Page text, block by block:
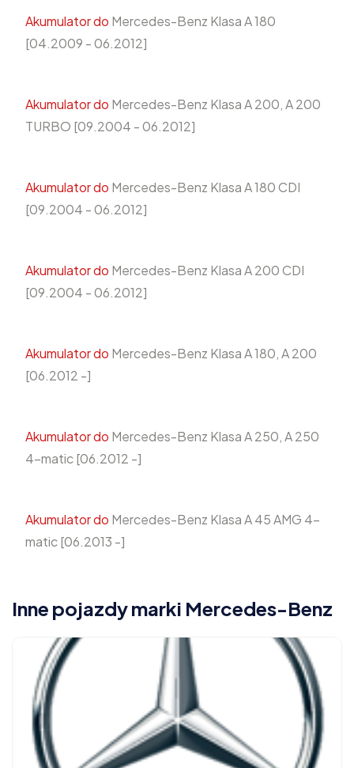
Akumulator do Mercedes-Benz Klasa A 180
[04.2009 - 06.2012]
Akumulator do Mercedes-Benz Klasa A 200, A 200
TURBO [09.2004 - 06.2012]
Akumulator do Mercedes-Benz Klasa A 180 CDI
[09.2004 - 06.2012]
Akumulator do Mercedes-Benz Klasa A 200 CDI
[09.2004 - 06.2012]
Akumulator do Mercedes-Benz Klasa A 180, A 200
[06.2012 -]
Akumulator do Mercedes-Benz Klasa A 250, A 250
4-matic [06.2012 -]
Akumulator do Mercedes-Benz Klasa A 45 AMG 4-
matic [06.2013 -]
Inne pojazdy marki Mercedes-Benz